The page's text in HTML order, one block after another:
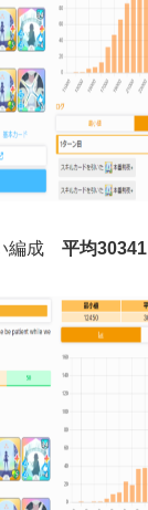
編成 平均